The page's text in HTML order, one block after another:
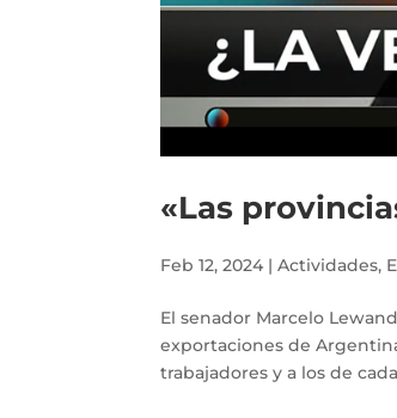
«Las
Feb 12, 2024 |Actividades,
El senador Marcelo
exportaciones de
trabajadores y a los de